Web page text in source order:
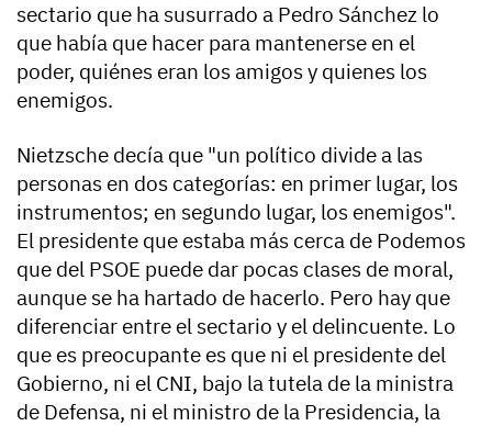
sectario que ha susurrado a Pedro Sánchez lo
que había que hacer para mantenerse en el
poder, quiénes eran los amigos y quienes los
enemigos.
Nietzsche decía que "un político divide a las
personas en dos categorías: en primer lugar, los
instrumentos; en segundo lugar, los enemigos".
El presidente que estaba más cerca de Podemos
que del PSOE puede dar pocas clases de moral,
aunque se ha hartado de hacerlo. Pero hay que
diferenciar entre el sectario y el delincuente. Lo
que es preocupante es que ni el presidente del
Gobierno, ni el CNI, bajo la tutela de la ministra
de Defensa, ni el ministro de la Presidencia, la